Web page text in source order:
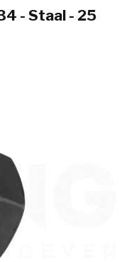
- Staal - 25